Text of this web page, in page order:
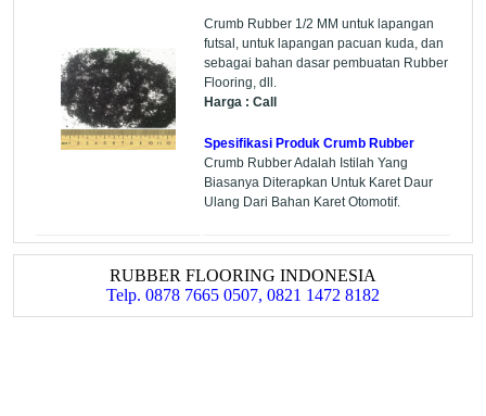
Crumb Rubber 1/2 MM untuk lapangan
futsal, untuk lapangan pacuan kuda, dan
sebagai bahan dasar pembuatan Rubber
Flooring, dll.
Harga : Call
Spesifikasi Produk Crumb Rubber
Crumb Rubber Adalah Istilah Yang
Biasanya Diterapkan Untuk Karet Daur
Ulang Dari Bahan Karet Otomotif.
RUBBER FLOORING INDONESIA
Telp. 0878 7665 0507, 0821 1472 8182